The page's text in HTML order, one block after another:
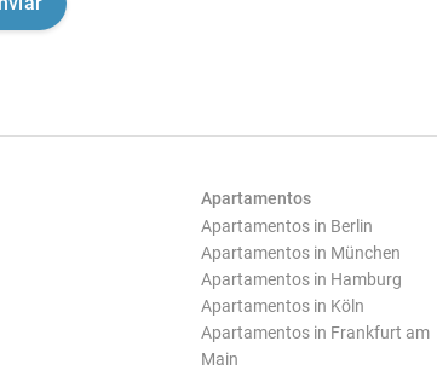
Apartamentos
Apartamentos in Berlin
Apartamentos in München
Apartamentos in Hamburg
Apartamentos in Köln
Apartamentos in Frankfurt am
Main